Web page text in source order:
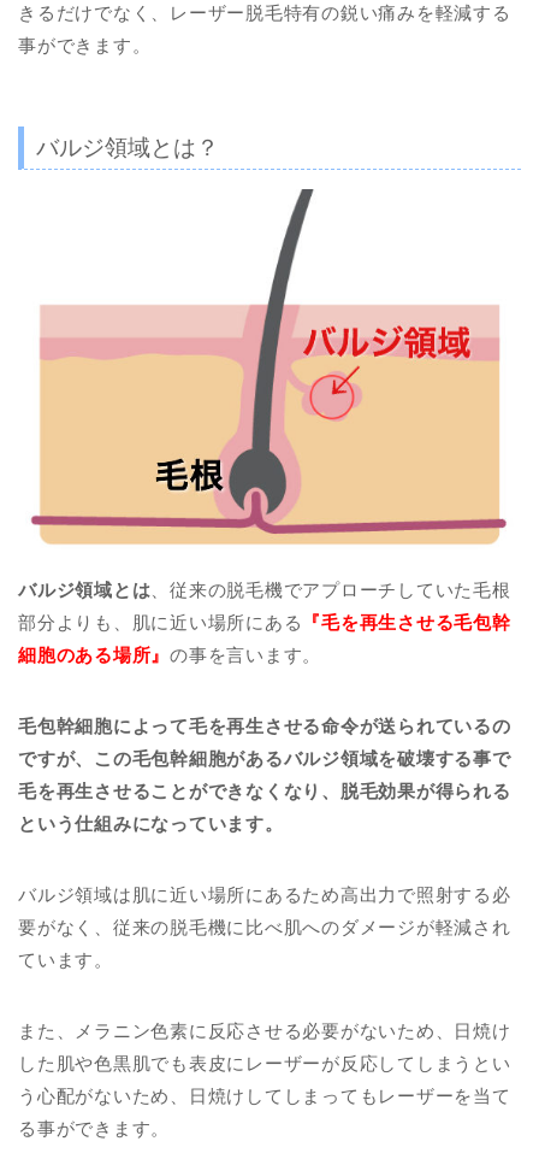
きるだけでなく、レーザー脱毛特有の鋭い痛みを軽減する
事ができます。
バルジ領域とは？
バルジ領域とは 、従来の脱毛機でアプローチしていた毛根
部分よりも、肌に近い場所にある
『毛を再生させる毛包幹
細胞のある場所』の事を言います。
毛包幹細胞によって毛を再生させる命令が送られているの
ですが、この毛包幹細胞があるバルジ領域を破壊する事で
毛を再生させることができなくなり、脱毛効果が得られる
という仕組みになっています。
バルジ領域は肌に近い場所にあるため高出力で照射する必
要がなく、従来の脱毛機に比べ肌へのダメージが軽減され
ています。
また、メラニン色素に反応させる必要がないため、日焼け
した肌や色黒肌でも表皮にレーザーが反応してしまうとい
う心配がないため、日焼けしてしまってもレーザーを当て
る事ができます。